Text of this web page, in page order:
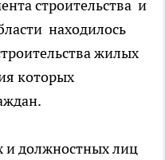
строительства и
находилось
жилых
которых
и должностных лиц